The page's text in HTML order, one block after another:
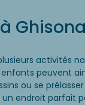
activités
peuvent
ou se
endroit parfait